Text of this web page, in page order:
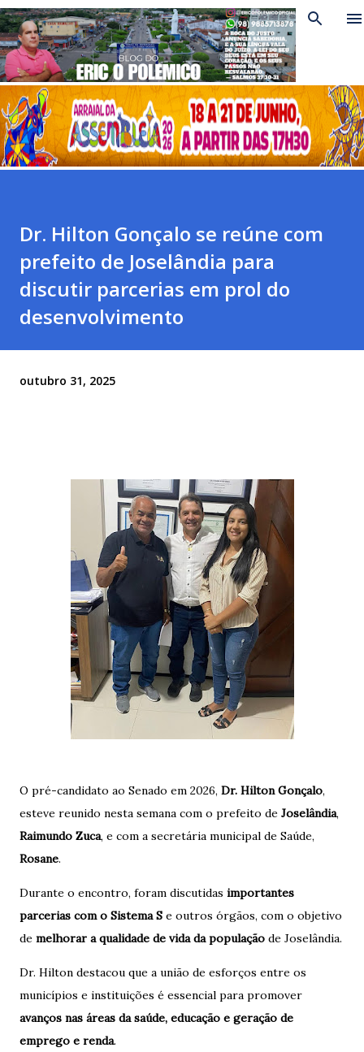
Pular para o conteúdo principal
Dr. Hilton Gonçalo se reúne com
prefeito de Joselândia para
discutir parcerias em prol do
desenvolvimento
outubro 31, 2025
O pré-candidato ao Senado em 2026, Dr. Hilton Gonçalo,
esteve reunido nesta semana com o prefeito de Joselândia,
Raimundo Zuca, e com a secretária municipal de Saúde,
Rosane.
Durante o encontro, foram discutidas importantes
parcerias com o Sistema S e outros órgãos, com o objetivo
de melhorar a qualidade de vida da população de Joselândia.
Dr. Hilton destacou que a união de esforços entre os
municípios e instituições é essencial para promover
avanços nas áreas da saúde, educação e geração de
emprego e renda.